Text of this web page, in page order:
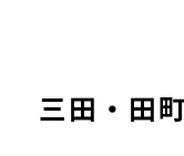
三田・田